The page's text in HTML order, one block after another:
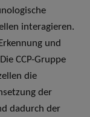
interagieren.
und
CCP-Gruppe
die
der
dadurch der